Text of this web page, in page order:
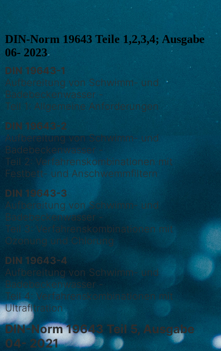
DIN-Norm 19643 Teile 1,2,3,4; Ausgabe
06- 2023
DIN 19643-1
Aufbereitung von Schwimm- und
Badebeckenwasser -
Teil 1: Allgemeine Anforderungen
DIN 19643-2
Aufbereitung von Schwimm- und
Badebeckenwasser -
Teil 2: Verfahrenskombinationen mit
Festbett- und Anschwemmfiltern
DIN 19643-3
Aufbereitung von Schwimm- und
Badebeckenwasser -
Teil 3: Verfahrenskombinationen mit
Ozonung und Chlorung
DIN 19643-4
Aufbereitung von Schwimm- und
Badebeckenwasser -
Teil 4: Verfahrenskombinationen mit
Ultrafltration
DIN-Norm 19643 Teil 5, Ausgabe
04- 2021